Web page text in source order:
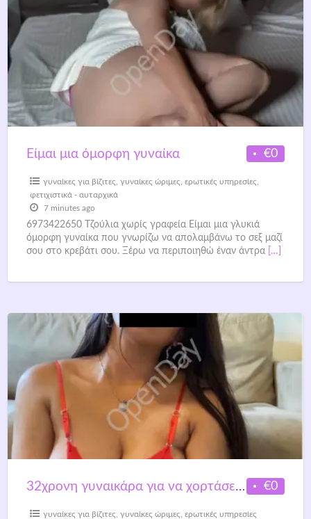
€0
Είμαι μια όμορφη γυναίκα
γυναίκες για βίζιτες γυναίκες ώριμες ερωτικές υπηρεσίες
φετιχιστικά - αυταρχικά
7 minutes ago
6973422650 Tζούλια χωρίς γραφεία Είμαι μια γλυκιά
όμορφη γυναίκα που γνωρίζω να απολαμβάνω το σεξ μαζί
σου στο κρεβάτι σου. Ξέρω να περιποιηθώ έναν άντρα
[…]
€0
32χρονη γυναικάρα για να χορτάσεις σεξ με το κορμί και την προσωπικότητά μου.
γυναίκες για βίζιτες γυναίκες ώριμες ερωτικές υπηρεσίες